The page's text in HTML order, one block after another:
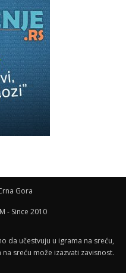
Gora
- Since 2010
da učestvuju u igrama na sreću,
na sreću može izazvati zavisnost.